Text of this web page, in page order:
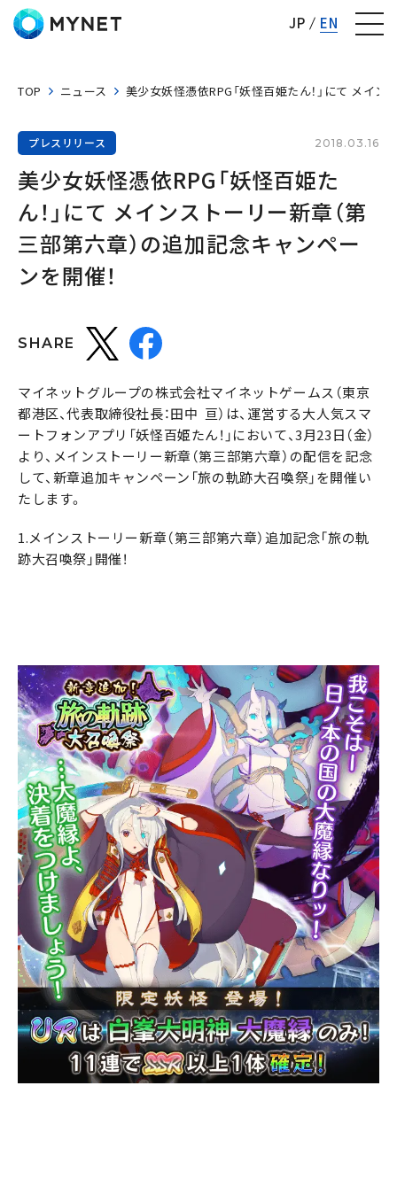
JP EN
TOP ニュース 美少女妖怪憑依RPG「妖怪百姫たん！」にて メイ
プレスリリース 2018.03.16
美少女妖怪憑依RPG「妖怪百姫た
ん！」にて メインストーリー新章（第
三部第六章）の追加記念キャンペー
ンを開催！
SHARE
マイネットグループの株式会社マイネットゲームス（東京
都港区、代表取締役社長：田中 亘）は、運営する大人気スマ
ートフォンアプリ「妖怪百姫たん！」において、3月23日（金）
より、メインストーリー新章（第三部第六章）の配信を記念
して、新章追加キャンペーン「旅の軌跡大召喚祭」を開催い
たします。
1.メインストーリー新章（第三部第六章）追加記念「旅の軌
跡大召喚祭」開催！